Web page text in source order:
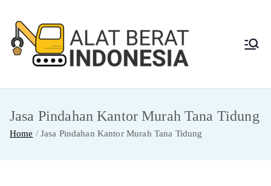
content
Berat
Indon
Jasa Sewa Alat
Jasa Pindahan Kantor Murah Tana Tidung
Home Jasa Pindahan Kantor Murah Tana Tidung